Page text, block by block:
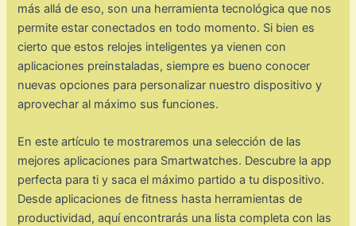
más allá de eso, son una herramienta tecnológica que nos
permite estar conectados en todo momento. Si bien es
cierto que estos relojes inteligentes ya vienen con
aplicaciones preinstaladas, siempre es bueno conocer
nuevas opciones para personalizar nuestro dispositivo y
aprovechar al máximo sus funciones.
En este artículo te mostraremos una selección de las
mejores aplicaciones para Smartwatches. Descubre la app
perfecta para ti y saca el máximo partido a tu dispositivo.
Desde aplicaciones de fitness hasta herramientas de
productividad, aquí encontrarás una lista completa con las